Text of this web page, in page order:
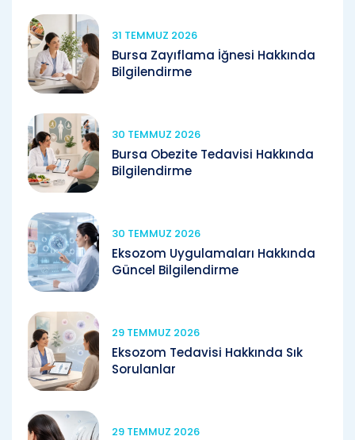
31 TEMMUZ 2026
Bursa Zayıflama İğnesi Hakkında
Bilgilendirme
30 TEMMUZ 2026
Bursa Obezite Tedavisi Hakkında
Bilgilendirme
30 TEMMUZ 2026
Eksozom Uygulamaları Hakkında
Güncel Bilgilendirme
29 TEMMUZ 2026
Eksozom Tedavisi Hakkında Sık
Sorulanlar
29 TEMMUZ 2026